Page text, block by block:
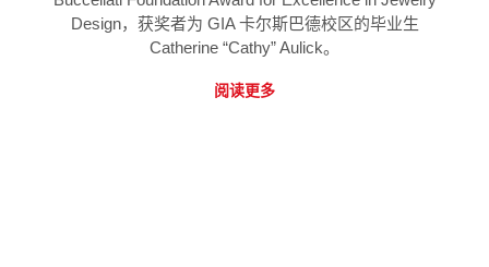
Design，获奖者为 GIA 卡尔斯巴德校区的毕业生
Catherine “Cathy” Aulick。
阅读更多